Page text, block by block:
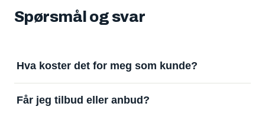
Spørsmål og svar
Hva koster det for meg som kunde?
å motta svar. Tjenesten finansieres av
Får jeg tilbud eller anbud?